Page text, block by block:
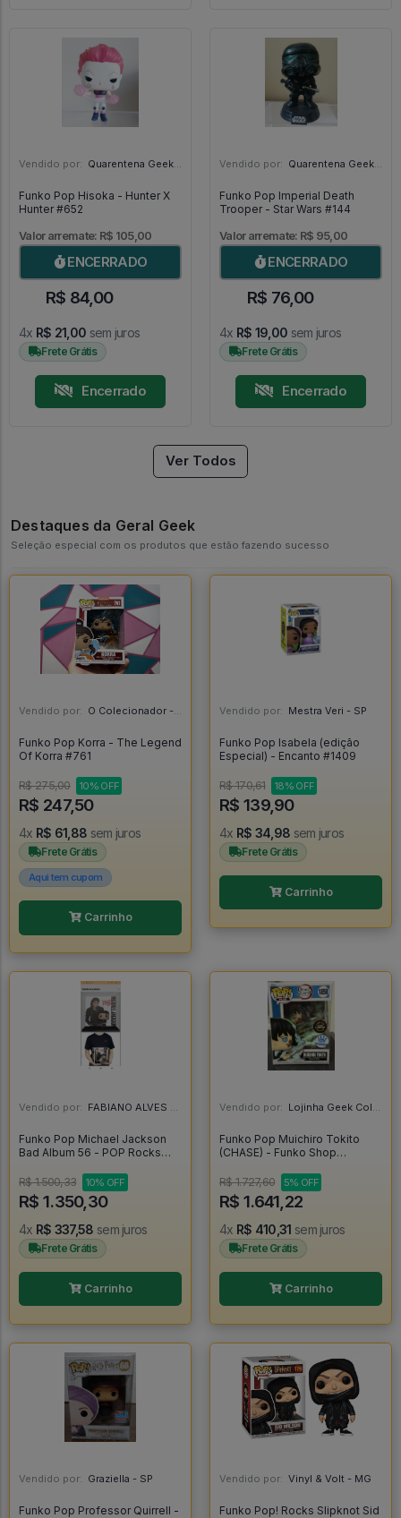
Vendido por: Quarentena Geek Store - SP
Funko Pop Hisoka - Hunter X
Hunter #652
Valor arremate: R$ 105,00
ENCERRADO
R$ 84,00
4x R$ 21,00 sem juros
Frete Grátis
Encerrado
Vendido por: Quarentena Geek Store - SP
Funko Pop Imperial Death
Trooper - Star Wars #144
Valor arremate: R$ 95,00
ENCERRADO
R$ 76,00
4x R$ 19,00 sem juros
Frete Grátis
Encerrado
Ver Todos
Destaques da Geral Geek
Seleção especial com os produtos que estão fazendo sucesso
Vendido por: O Colecionador - SP
Funko Pop Korra - The Legend
Of Korra #761
R$ 275,00 10% OFF
R$ 247,50
4x R$ 61,88 sem juros
Frete Grátis
Aqui tem cupom
Carrinho
Vendido por: Mestra Veri - SP
Funko Pop Isabela (edição
Especial) - Encanto #1409
R$ 170,61 18% OFF
R$ 139,90
4x R$ 34,98 sem juros
Frete Grátis
Carrinho
Vendido por: FABIANO ALVES - RJ
Funko Pop Michael Jackson
Bad Album 56 - POP Rocks
R$ 1.500,33
10% OFF
R$ 1.350,30
4x R$ 337,58 sem juros
Frete Grátis
Carrinho
Vendido por: Lojinha Geek Colecionáveis - DF
Funko Pop Muichiro Tokito
(CHASE) - Funko Shop
#1858 *RARO* - FUNKO POP
#1858
R$ 1.727,60 5% OFF
R$ 1.641,22
4x R$ 410,31 sem juros
Frete Grátis
Carrinho
Vendido por: Graziella - SP
Funko Pop Professor Quirrell -
Vendido por: Vinyl & Volt - MG
Funko Pop! Rocks Slipknot Sid